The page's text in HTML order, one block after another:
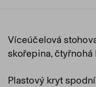
Víceúčelová
skořepina, čtyřnohá
Plastový kryt